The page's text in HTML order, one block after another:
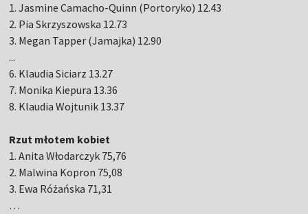
1. Jasmine Camacho-Quinn (Portoryko) 12.43
2. Pia Skrzyszowska 12.73
3. Megan Tapper (Jamajka) 12.90
...
6. Klaudia Siciarz 13.27
7. Monika Kiepura 13.36
8. Klaudia Wojtunik 13.37
Rzut młotem kobiet
1. Anita Włodarczyk 75,76
2. Malwina Kopron 75,08
3. Ewa Różańska 71,31
…